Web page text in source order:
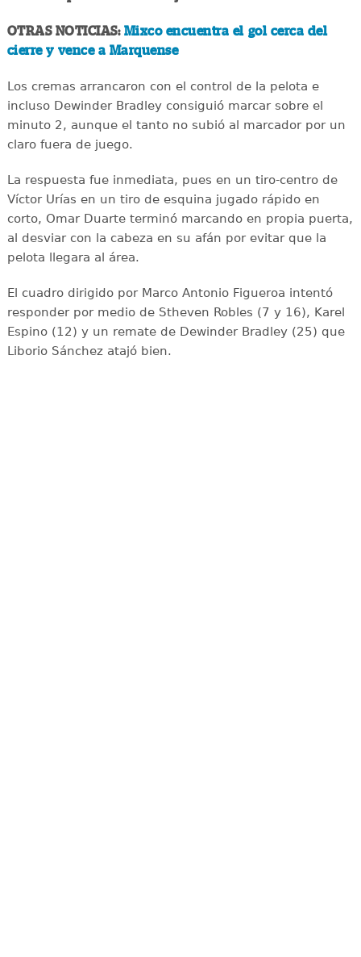
OTRAS NOTICIAS: Mixco encuentra el gol cerca del
cierre y vence a Marquense
Los cremas arrancaron con el control de la pelota e
incluso Dewinder Bradley consiguió marcar sobre el
minuto 2, aunque el tanto no subió al marcador por un
claro fuera de juego.
La respuesta fue inmediata, pues en un tiro-centro de
Víctor Urías en un tiro de esquina jugado rápido en
corto, Omar Duarte terminó marcando en propia puerta,
al desviar con la cabeza en su afán por evitar que la
pelota llegara al área.
El cuadro dirigido por Marco Antonio Figueroa intentó
responder por medio de Stheven Robles (7 y 16), Karel
Espino (12) y un remate de Dewinder Bradley (25) que
Liborio Sánchez atajó bien.